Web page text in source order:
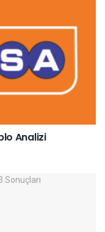
Analizi